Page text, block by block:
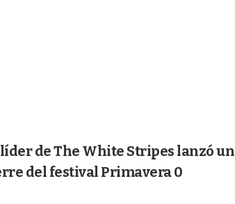
de The White Stripes lanzó un
del festival Primavera 0